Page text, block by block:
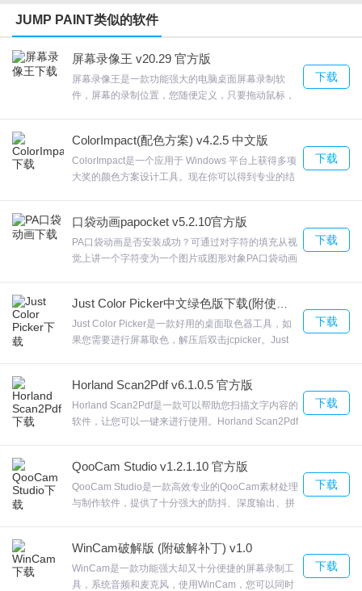
1.基于模板的电子书自动生成功能
2.跳转漫画制作软件的应用程序！官方笔还音也同样字体全部免费！
3.!!可以是样本中漫画的连续跳跃工作实践小田荣一郎，马萨什·基希
莫托，哈奇·弗达特，挤满了秘密由于科希·霍里科什！
Jump使用的字体(字体务有限公司的收费字体有限公司提供)
5.让你的漫画人物变得生动
1.慷慨的绘图和对象操作工具箱
2.JUMP PAINT官方版支持多个图层，并配有各种导航和对象操作工
增强设计的图形过滤器集合。
3.在开始新项目之前，您必须登录到您的帐户。一旦你这样做，你应
4.让你的漫画人物变得生动
5.通过观看绘图教程开始新设计或了解更多信息
6.启动JUMP PAINT官方版后，您将受到一个窗口的欢迎，您可以选
供了由经验丰富的漫画设计师创建的几个教程的访问权限，这些教
程可以为您提供建议并让您学习新技术。
1.到本站下载安装UMP PAINT，打开安装程序，选择安装语言
JUMP PAINT类似的软件
屏幕录像王 v20.29 官方版
屏幕录像王是一款功能强大的电脑桌面屏幕录制软
件，屏幕的录制位置，您随便定义，只要拖动鼠标，
时状态好想一口气多录写视频或者课件什么的，那只
要设定好分段时间，您不用操作，系统会自动分段，
24小时随您发挥。欢迎来合众软件园下载体验。
下载
ColorImpact(配色方案) v4.2.5 中文版
ColorImpact是一个应用于 Windows 平台上获得多项
大奖的颜色方案设计工具。现在你可以得到专业的结
彩变化，欢迎来合众软件园下载体验。
下载
口袋动画papocket v5.2.10官方版
PA口袋动画是否安装成功？可通过对字符的填充从视
觉上讲一个字符变为一个图片或图形对象PA口袋动画
由形状(变体爱好者需求)，欢迎来合众软件园下载体
验。
下载
Just Color Picker是一款好用的桌面取色器工具，如
果您需要进行屏幕取色，解压后双击jcpicker。Just
会和互补色。通过你可以快速的将屏幕任意位置的颜
色，欢迎来合众软件园下载体验。
下载
Horland Scan2Pdf v6.1.0.5 官方版
Horland Scan2Pdf是一款可以帮助您扫描文字内容的
软件，让您可以一键来进行使用。Horland Scan2Pdf
别不精准的时候就需要调整文档样式，欢迎来合众软
件园下载体验。
下载
QooCam Studio v1.2.1.10 官方版
QooCam Studio是一款高效专业的QooCam素材处理
与制作软件，提供了十分强大的防抖、深度输出、拼
StudioQooCam Studio提供专业的视频制作功能，可
以制作VR类型的视频提供设备配置，在软件可以调
整直播设备参数，欢迎来合众软件园下载体验。
下载
WinCam破解版 (附破解补丁) v1.0
WinCam是一款功能强大却又十分便捷的屏幕录制工
具，系统音频和麦克风，使用WinCam，您可以同时
下载